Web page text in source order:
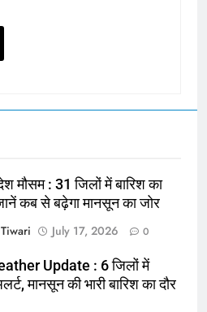
मौसम : 31 जिलों में बारिश का
कब से बढ़ेगा मानसून का जोर
July 17, 2026 0
Update : 6 जिलों में
मानसून की भारी बारिश का दौर